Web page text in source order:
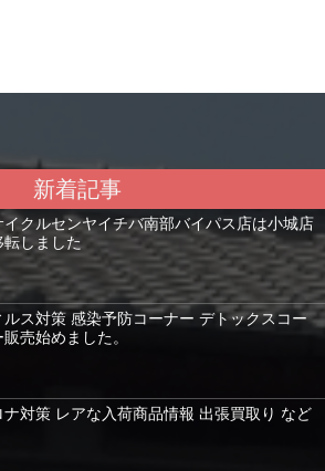
新着記事
イクルセンヤイチバ南部バイパス店は小城店
転しました
ルス対策 感染予防コーナー デトックスコー
販売始めました。
ナ対策 レアな入荷商品情報 出張買取り など